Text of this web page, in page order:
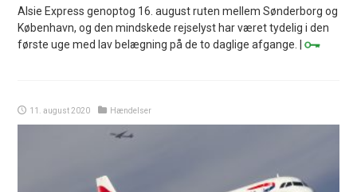
Alsie Express genoptog 16. august ruten mellem Sønderborg og
København, og den mindskede rejselyst har været tydelig i den
første uge med lav belægning på de to daglige afgange. |
11. august 2020 Hændelser